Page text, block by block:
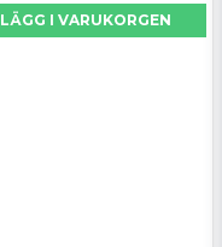
LÄGG I VARUKORGEN